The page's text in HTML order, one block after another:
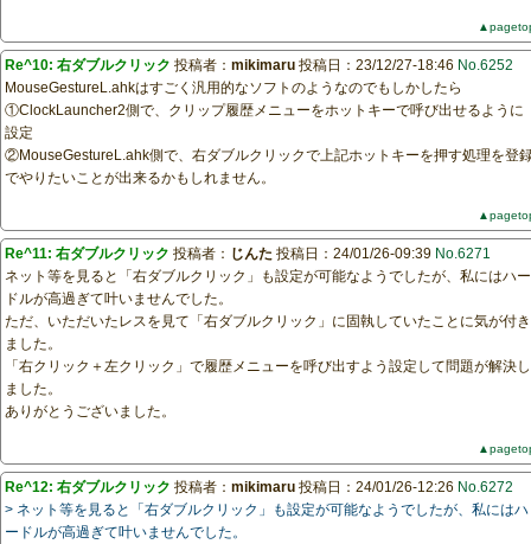
Re^10: 右ダブルクリック 投稿者： mikimaru 投稿日：23/12/27-18:46 No.6252
MouseGestureL.ahkはすごく汎用的なソフトのようなのでもしかしたら
①ClockLauncher2側で、クリップ履歴メニューをホットキーで呼び出せるように
設定
②MouseGestureL.ahk側で、右ダブルクリックで上記ホットキーを押す処理を登
でやりたいことが出来るかもしれません。
Re^11: 右ダブルクリック 投稿者： じんた 投稿日：24/01/26-09:39 No.6271
ネット等を見ると「右ダブルクリック」も設定が可能なようでしたが、私にはハー
ドルが高過ぎて叶いませんでした。
ただ、いただいたレスを見て「右ダブルクリック」に固執していたことに気が付き
ました。
「右クリック＋左クリック」で履歴メニューを呼び出すよう設定して問題が解決し
ました。
ありがとうございました。
Re^12: 右ダブルクリック 投稿者： mikimaru 投稿日：24/01/26-12:26 No.6272
> ネット等を見ると「右ダブルクリック」も設定が可能なようでしたが、私にはハ
ードルが高過ぎて叶いませんでした。